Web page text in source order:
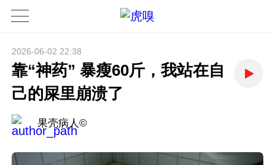
2026-06-02 22:38
靠“神药” 暴瘦60斤，我站在自
己的屎里崩溃了
果壳病人©